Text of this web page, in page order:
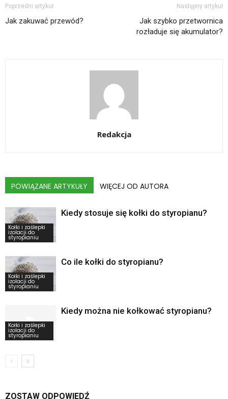
Poprzedni artykuł
Jak zakuwać przewód?
Następny artykuł
Jak szybko przetwornica
rozładuje się akumulator?
Redakcja
POWIĄZANE ARTYKUŁY WIĘCEJ OD AUTORA
Kołki i zaślepki
izolacji do
styropianiu
Kiedy stosuje się kołki do styropianu?
Kołki i zaślepki
izolacji do
styropianiu
Co ile kołki do styropianu?
Kołki i zaślepki
izolacji do
styropianiu
Kiedy można nie kołkować styropianu?
ZOSTAW ODPOWIEDŹ